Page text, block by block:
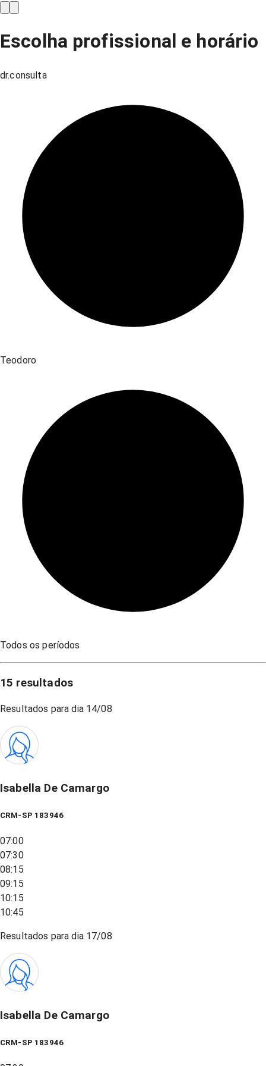
Escolha profissional e horário
dr.consulta
Teodoro
Todos os períodos
15 resultados
Resultados para dia 14/08
Isabella De Camargo
CRM-SP 183946
07:00
07:30
08:15
09:15
10:15
10:45
Resultados para dia 17/08
Isabella De Camargo
CRM-SP 183946